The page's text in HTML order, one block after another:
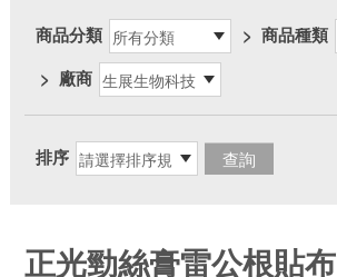
商品分類 > 商品種類
> 廠商
排序
正光勁絲膏雷公根貼布